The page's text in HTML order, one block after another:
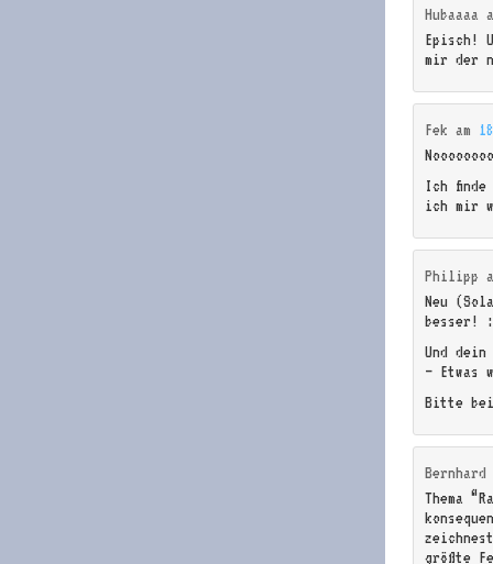
Hubaaaa
Episch!
mir der
Fek am
Ich
ich mir
Philipp
Neu
besser!
Und
– Etwas
Bitte
Bernhard
Thema
größte